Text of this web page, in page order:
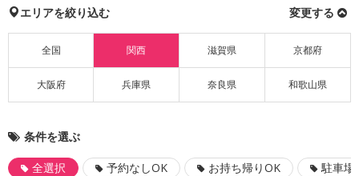
エリアを絞り込む 変更する
全国 関西 滋賀県 京都府
大阪府 兵庫県 奈良県 和歌山県
条件を選ぶ
全選択 予約なしOK お持ち帰りOK 駐車場